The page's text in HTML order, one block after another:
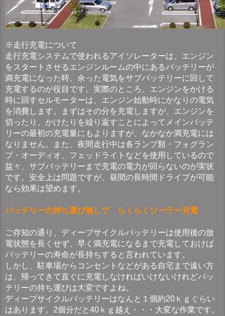
※走行充電について
走行充電システムで使われるアイソレーターは、エンジン
をスタートさせるエンジンルームの中にあるバッテリーが
満充電になった時、余った電気をサブバッテリーに回して
充電するのが役目です。実際のところ、エンジンをかける
時に回すセルモーターは、エンジン始動時にかなりの電気
を消費します。まずはその分を充電しますが、エンジンを
切ったり、かけたりを繰り返すことによってメインバッテ
リーの最初の充電量にもよりますが、なかなか満充電には
なりません。また、夜間走行中は各ランプ類・フォグラン
プ・オーディオ、フェッドライトなどを使用しているので
益々、サブバッテリーまで充電の電力が回らないのが実状
です。安全上は問題ですが、昼間の長時間ドライブが可能
なら効果は望めます。
バッテリーの持ち運び無しで らくらくソーラー充電
ご存知の通り、ディープサイクルバッテリーは使用後の放
電状態を長くせず、早く満充電になるまで充電しておけば
バッテリーの寿命が長持ちすると言われています。
しかし、駐車場からコンセントなどがある自宅まで遠い方
は、帰ってきて直ぐに充電しなければいけないけれどバッ
テリーの持ち運びは大変ですよね。
ディープサイクルバッテリーはなんと１個約20ｋｇぐらい
はあります。2個分だと40ｋｇ越え・・・大変な作業です。